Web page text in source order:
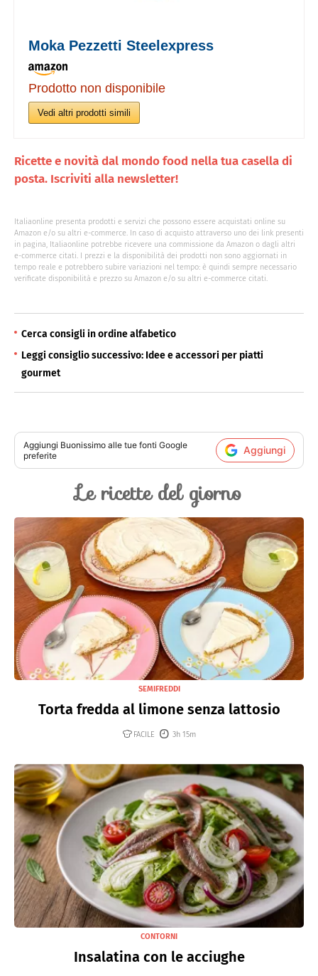
Moka Pezzetti Steelexpress
Prodotto non disponibile
Vedi altri prodotti simili
Ricette e novità dal mondo food nella tua casella di
posta. Iscriviti alla newsletter!
Italiaonline presenta prodotti e servizi che possono essere acquistati online su
Amazon e/o su altri e-commerce. In caso di acquisto attraverso uno dei link presenti
in pagina, Italiaonline potrebbe ricevere una commissione da Amazon o dagli altri
e-commerce citati. I prezzi e la disponibilità dei prodotti non sono aggiornati in
tempo reale e potrebbero subire variazioni nel tempo: è quindi sempre necessario
verificate disponibilità e prezzo su Amazon e/o su altri e-commerce citati.
Cerca consigli in ordine alfabetico
Leggi consiglio successivo: Idee e accessori per piatti
gourmet
Aggiungi Buonissimo alle tue fonti Google
preferite
Aggiungi
Le ricette del giorno
SEMIFREDDI
Torta fredda al limone senza lattosio
FACILE 3h 15m
CONTORNI
Insalatina con le acciughe